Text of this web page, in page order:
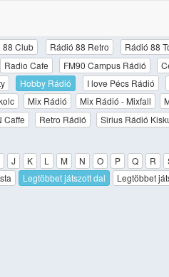
88 Club Rádió 88 Retro Rádió 88
Radio Cafe FM90 Campus Rádió
Hobby Rádió I love Pécs Rádió
Mix Rádió Mix Rádió - Mixfall
Caffe Retro Rádió Sirius Rádió
J K L M N O P Q R
Legtöbbet játszott dal Legtöbbet